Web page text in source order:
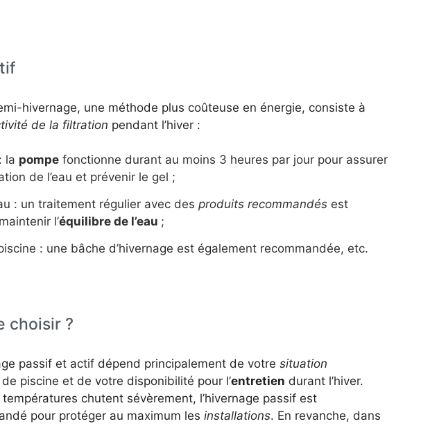
hivernage, une méthode plus coûteuse en énergie, consiste à
de la filtration pendant l’hiver :
la pompefonctionne durant au moins 3 heures par jour pour assurer
de l’eau et prévenir le gel ;
: un traitement régulier avec des produits recommandésest
l’équilibre de l’eau ;
: une bâche d’hivernage est également recommandée, etc.
choisir ?
passif et actif dépend principalement de votre situation
piscine et de votre disponibilité pour l’entretien durant l’hiver.
chutent sévèrement, l’hivernage passif est
pour protéger au maximum les installations. En revanche, dans